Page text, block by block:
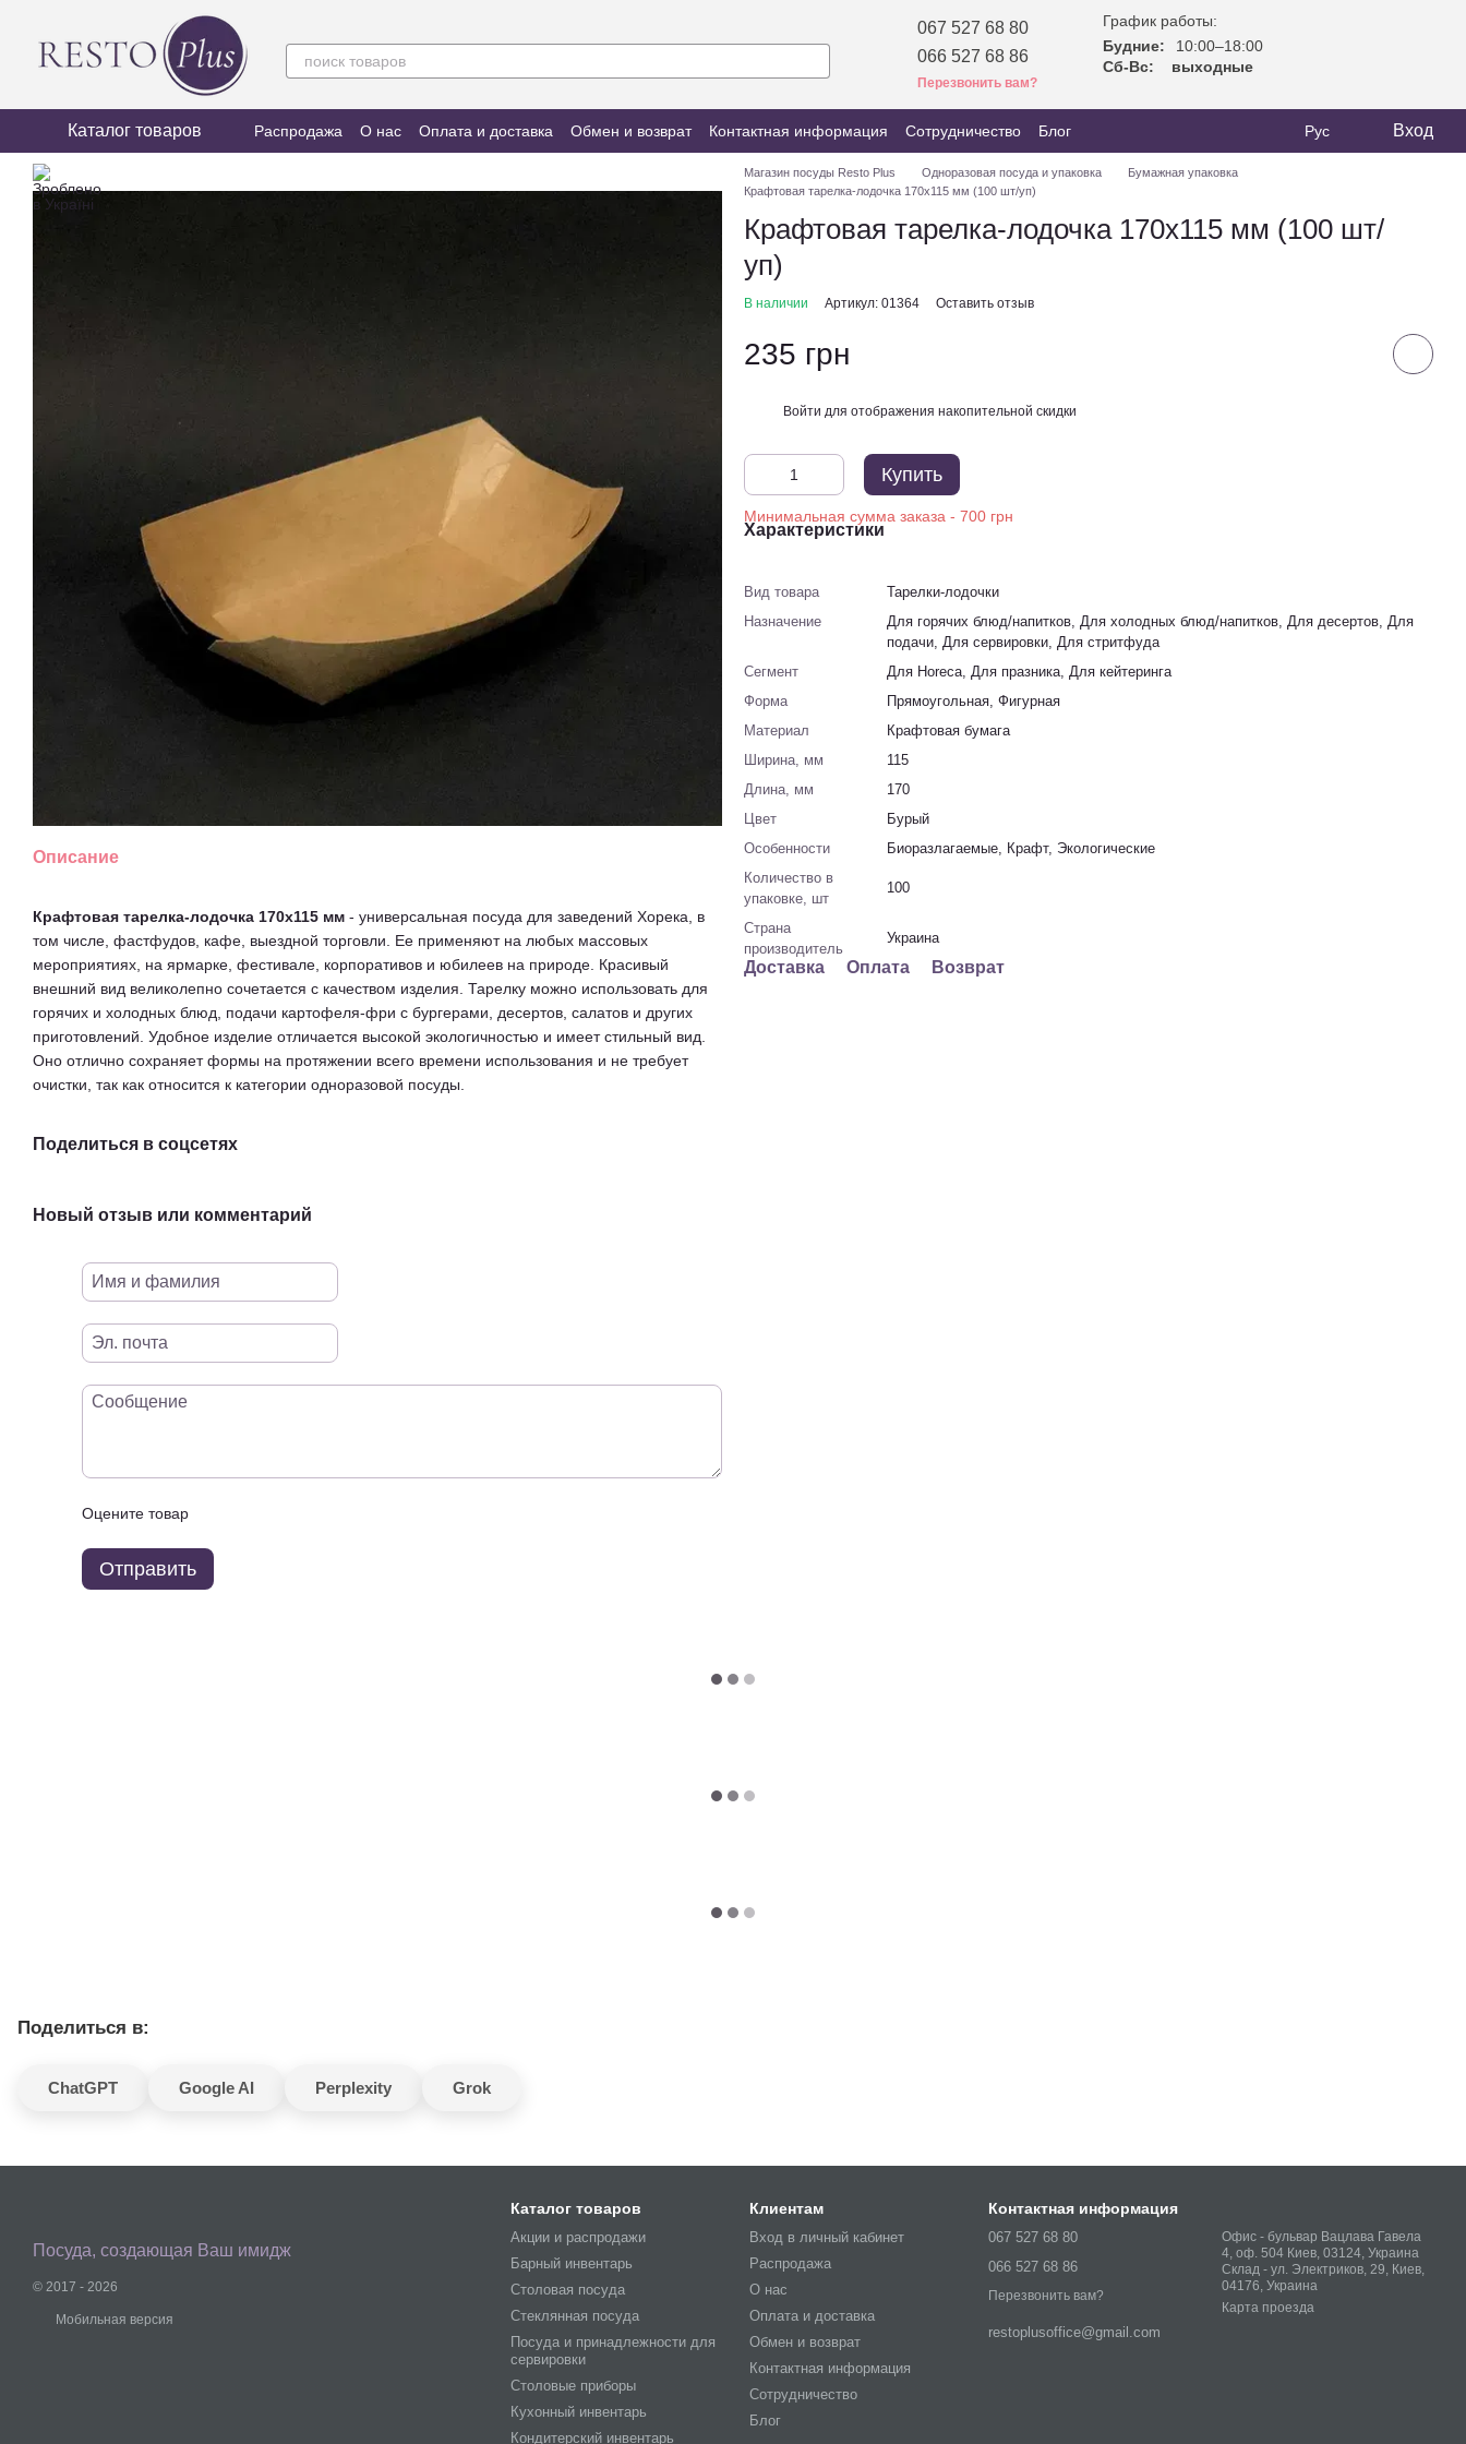
Перейти к основному контенту
067 527 68 80
066 527 68 86
Перезвонить вам?
График работы:
Будние:
10:00–18:00
Сб-Вс:
выходные
Каталог товаров Распродажа О нас Оплата и доставка Обмен и возврат Контактная информация Сотрудничество Блог Рус Вход
Описание
Крафтовая тарелка-лодочка 170х115 мм - универсальная посуда для заведений Хорека, в
том числе, фастфудов, кафе, выездной торговли. Ее применяют на любых массовых
мероприятиях, на ярмарке, фестивале, корпоративов и юбилеев на природе. Красивый
внешний вид великолепно сочетается с качеством изделия. Тарелку можно использовать для
горячих и холодных блюд, подачи картофеля-фри с бургерами, десертов, салатов и других
приготовлений. Удобное изделие отличается высокой экологичностью и имеет стильный вид.
Оно отлично сохраняет формы на протяжении всего времени использования и не требует
очистки, так как относится к категории одноразовой посуды.
Поделиться в соцсетях
Новый отзыв или комментарий
Оцените товар
Отправить
Магазин посуды Resto Plus Одноразовая посуда и упаковка
Бумажная упаковка
Крафтовая тарелка-лодочка 170х115 мм (100 шт/уп)
Крафтовая тарелка-лодочка 170х115 мм (100 шт/
уп)
В наличии Артикул: 01364 Оставить отзыв
235 грн
Войти для отображения накопительной скидки
Купить
Характеристики
Вид товара
Тарелки-лодочки
Назначение
Для горячих блюд/напитков, Для холодных блюд/напитков, Для десертов, Для
подачи, Для сервировки, Для стритфуда
Сегмент
Для Horeca, Для празника, Для кейтеринга
Форма
Прямоугольная, Фигурная
Материал
Крафтовая бумага
Ширина, мм
115
Длина, мм
170
Цвет
Бурый
Особенности
Биоразлагаемые, Крафт, Экологические
Количество в
упаковке, шт
100
Страна
производитель
Украина
Доставка Оплата Возврат
Поделиться в:
ChatGPT Google AI Perplexity Grok
Посуда, создающая Ваш имидж
© 2017 - 2026
Мобильная версия
Каталог товаров
Акции и распродажи
Барный инвентарь
Столовая посуда
Стеклянная посуда
Посуда и принадлежности для
сервировки
Столовые приборы
Кухонный инвентарь
Кондитерский инвентарь
Клиентам
Вход в личный кабинет
Распродажа
О нас
Оплата и доставка
Обмен и возврат
Контактная информация
Сотрудничество
Блог
Контактная информация
067 527 68 80
066 527 68 86
Перезвонить вам?
restoplusoffice@gmail.com
Офис - бульвар Вацлава Гавела
4, оф. 504 Киев, 03124, Украина
Склад - ул. Электриков, 29, Киев,
04176, Украина
Карта проезда